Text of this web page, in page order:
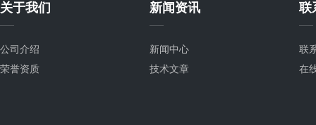
关于我们
公司介绍
荣誉资质
新闻资讯
新闻中心
技术文章
联
联
在